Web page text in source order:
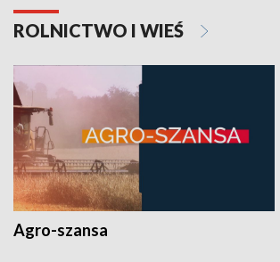
ROLNICTWO I WIEŚ
Agro-szansa